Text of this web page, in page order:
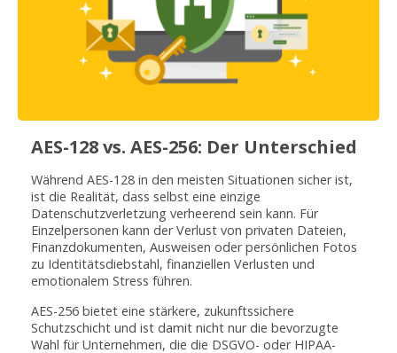
AES-128 vs. AES-256: Der Unterschied
Während AES-128 in den meisten Situationen sicher ist,
ist die Realität, dass selbst eine einzige
Datenschutzverletzung verheerend sein kann. Für
Einzelpersonen kann der Verlust von privaten Dateien,
Finanzdokumenten, Ausweisen oder persönlichen Fotos
zu Identitätsdiebstahl, finanziellen Verlusten und
emotionalem Stress führen.
AES-256 bietet eine stärkere, zukunftssichere
Schutzschicht und ist damit nicht nur die bevorzugte
Wahl für Unternehmen, die die DSGVO- oder HIPAA-